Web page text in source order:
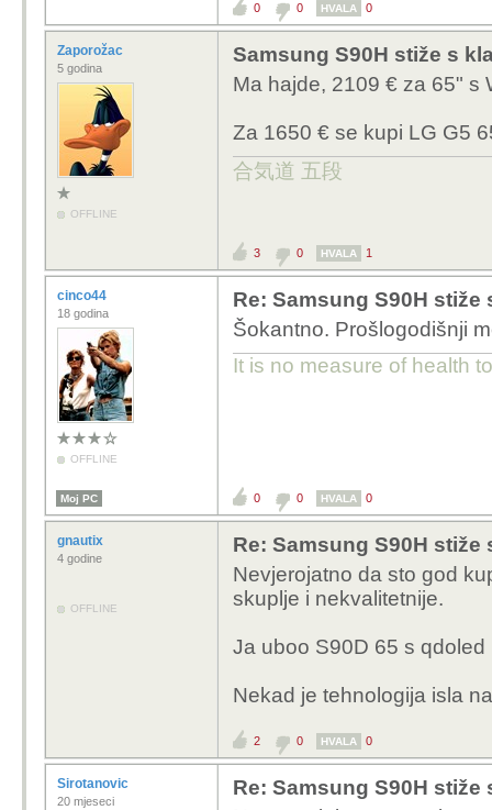
0 0 HVALA 0
Zaporožac
5 godina
OFFLINE
Samsung S90H stiže s
Ma hajde, 2109 € za 65" s
Za 1650 € se kupi LG G5
合気道 五段
3 0 HVALA 1
cinco44
18 godina
OFFLINE
Re: Samsung S90H
Šokantno. Prošlogodišnji
It is no measure of health
Moj PC 0 0 HVALA 0
gnautix
4 godine
OFFLINE
Re: Samsung S90H
Nevjerojatno da sto god
skuplje i nekvalitetnije.
Ja uboo S90D 65 s
Nekad je tehnologija isla
2 0 HVALA 0
Sirotanovic
20 mjeseci
Re: Samsung S90H